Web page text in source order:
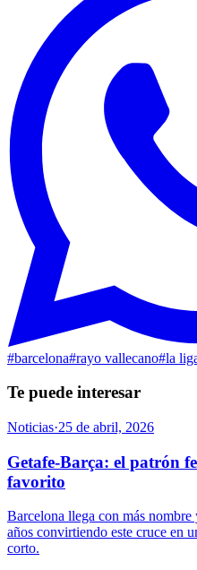
#barcelona#rayo vallecano#la
Te puede interesar
Noticias·25 de abril, 2026
Getafe-Barça: el patrón
favorito
Barcelona llega con más
años convirtiendo este cruce en
corto.